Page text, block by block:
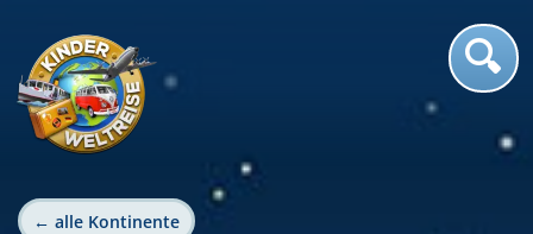
← alle Kontinente